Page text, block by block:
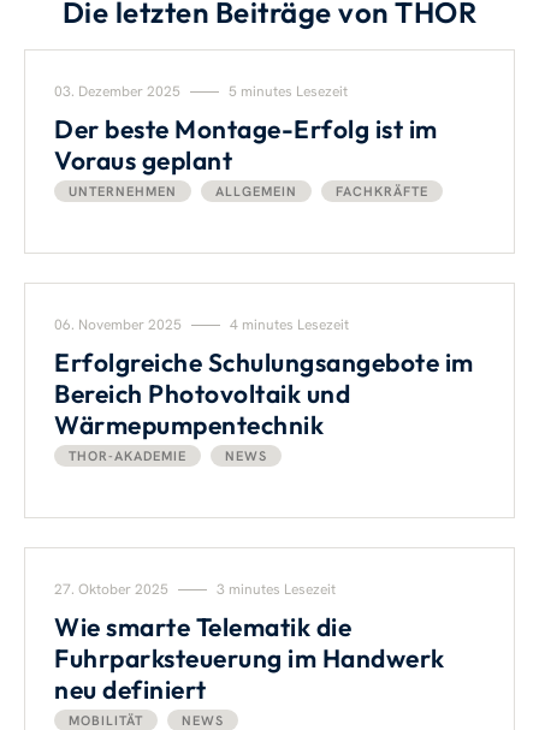
Die letzten Beiträge von THOR
03. Dezember 2025 5 minutes Lesezeit
Der beste Montage-Erfolg ist im
Voraus geplant
UNTERNEHMEN ALLGEMEIN FACHKRÄFTE
06. November 2025 4 minutes Lesezeit
Erfolgreiche Schulungsangebote im
Bereich Photovoltaik und
Wärmepumpentechnik
THOR-AKADEMIE NEWS
27. Oktober 2025 3 minutes Lesezeit
Wie smarte Telematik die
Fuhrparksteuerung im Handwerk
neu definiert
MOBILITÄT NEWS